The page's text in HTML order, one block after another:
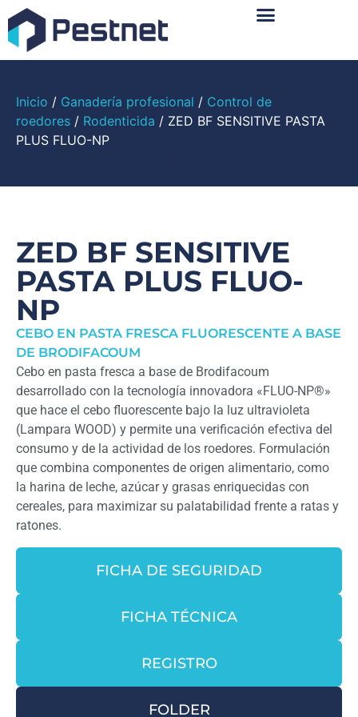
Inicio / Ganadería profesional / Control de
roedores / Rodenticida / ZED BF SENSITIVE PASTA
PLUS FLUO-NP
ZED BF SENSITIVE
PASTA PLUS FLUO-
NP
CEBO EN PASTA FRESCA FLUORESCENTE A BASE
DE BRODIFACOUM
Cebo en pasta fresca a base de Brodifacoum
desarrollado con la tecnología innovadora «FLUO-NP®»
que hace el cebo fluorescente bajo la luz ultravioleta
(Lampara WOOD) y permite una verificación efectiva del
consumo y de la actividad de los roedores. Formulación
que combina componentes de origen alimentario, como
la harina de leche, azúcar y grasas enriquecidas con
cereales, para maximizar su palatabilidad frente a ratas y
ratones.
FICHA DE SEGURIDAD
FICHA TÉCNICA
REGISTRO
FOLDER